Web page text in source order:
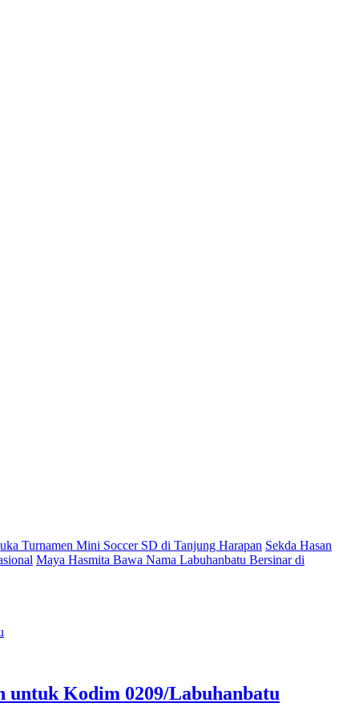
Turnamen Mini Soccer SD di Tanjung Harapan Sekda Hasan
Maya Hasmita Bawa Nama Labuhanbatu Bersinar di
Kodim 0209/Labuhanbatu